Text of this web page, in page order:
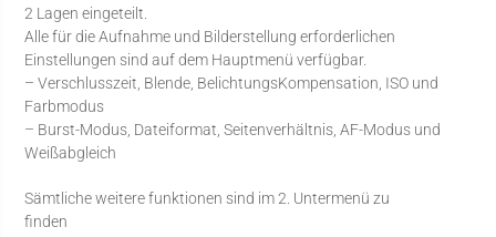
2 Lagen eingeteilt.
Alle für die Aufnahme und Bilderstellung erforderlichen
Einstellungen sind auf dem Hauptmenü verfügbar.
– Verschlusszeit, Blende, BelichtungsKompensation, ISO und
Farbmodus
– Burst-Modus, Dateiformat, Seitenverhältnis, AF-Modus und
Weißabgleich
Sämtliche weitere funktionen sind im 2. Untermenü zu
finden